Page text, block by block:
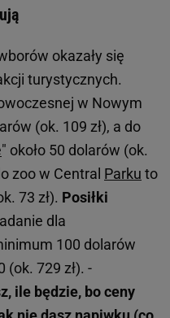
okazały się
turystycznych.
w Nowym
(ok. 109 zł), a do
" około 50 dolarów (ok.
zoo w Central Parku to
73 zł). Posiłki
dla
100 dolarów
(ok. 729 zł). -
ile będzie, bo ceny